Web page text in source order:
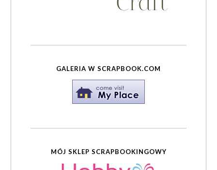
GALERIA W SCRAPBOOK.COM
MÓJ SKLEP SCRAPBOOKINGOWY